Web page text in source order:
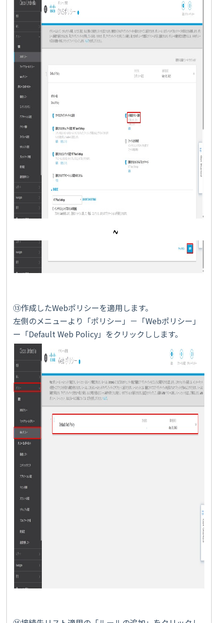
⑬作成したWebポリシーを適用します。
左側のメニューより「ポリシー」－「Webポリシー」
ー「Default Web Policy」をクリックしします。